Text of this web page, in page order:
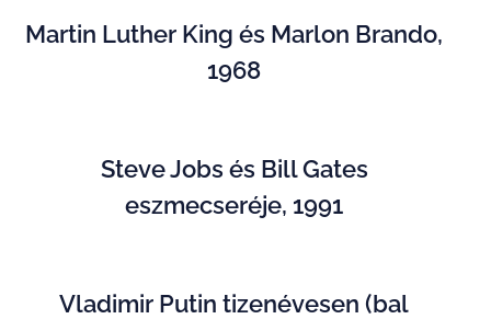
Martin Luther King és Marlon Brando,
1968
Steve Jobs és Bill Gates
eszmecseréje, 1991
Vladimir Putin tizenévesen (bal